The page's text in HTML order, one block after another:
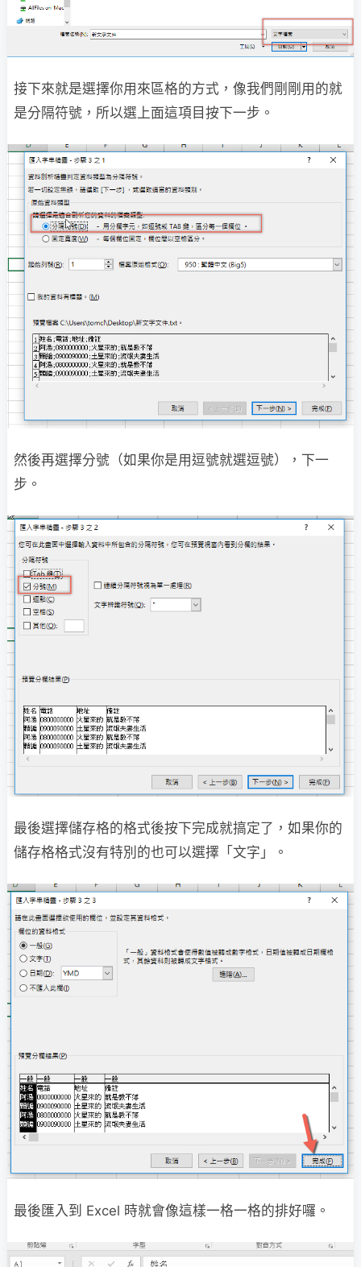
接下來就是選擇你用來區格的方式，像我們剛剛用的就
是分隔符號，所以選上面這項目按下一步。
然後再選擇分號（如果你是用逗號就選逗號），下一
步。
最後選擇儲存格的格式後按下完成就搞定了，如果你的
儲存格格式沒有特別的也可以選擇「文字」。
最後匯入到 Excel 時就會像這樣一格一格的排好囉。